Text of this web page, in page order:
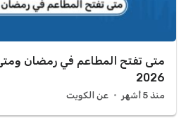
متى تفتح المطاعم في رمضان
2026
منذ 5 أشهر عن الكويت